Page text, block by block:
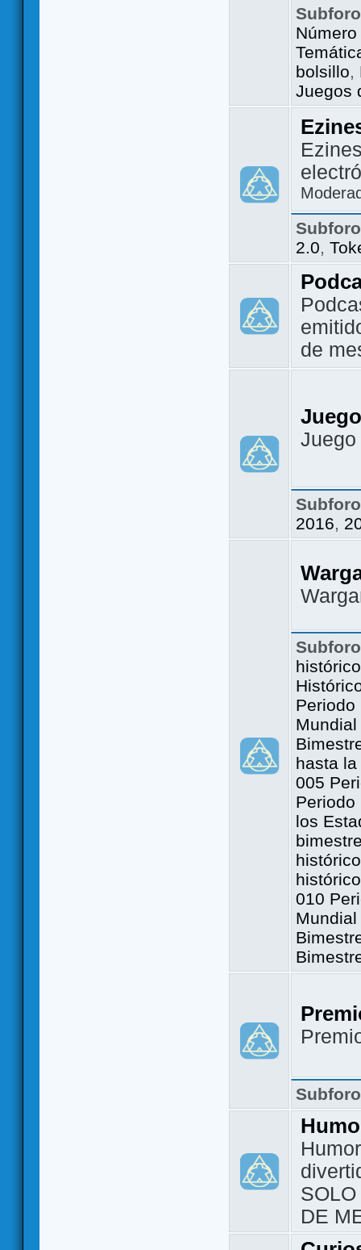
bolsillo,
Juegos
2.0,
de
2016,
Periodo
hasta
005
Periodo
los
010
DE